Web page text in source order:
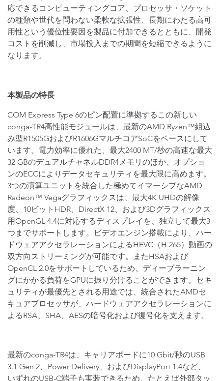
応できるコンピューティングコア、プロセッサ・ソケット
の種類や世代を問わない柔軟な拡張性、長期にわたる高可
用性という優位性要因を製品に付加できるとともに、開発
コストを削減し、市場投入までの期間を短縮できるように
なります。
本製品の特長
COM Express Type 6のピン配置に準拠するこの新しい
conga-TR4高性能モジュールは、最新のAMD Ryzen™組込
み型R1505GおよびR1606GマルチコアSoCをベースにして
います。電力効率に優れた、最大2400 MT/秒の高速な最大
32 GBのデュアルチャネルDDR4メモリのほか、オプショ
ンのECCによりデータセキュリティを最大限に高めます。
3つの演算ユニットを統合した極めてイマーシブなAMD
Radeon™ Vegaグラフィックスは、最大4K UHDの解像
度、10ビットHDR、DirectX 12、および3Dグラフィックス
用OpenGL 4.4に対応するディスプレイを、独立して最大3
つまでサポートします。ビデオエンジン搭載により、ハー
ドウェアアクセラレーションによるHEVC（H.265）動画の
双方向ストリーミングが可能です。またHSAおよび
OpenCL 2.0をサポートしているため、ディープラーニン
グにかかる負荷をGPUに振り分けることができます。セキ
ュリティが最優先とされる用途では、統合されたAMDセ
キュアプロセッサが、ハードウェアアクセラレーションに
よるRSA、SHA、AESの暗号化および復号化を支えます。
最新のconga-TR4は、キャリアボードに10 Gbit/秒のUSB
3.1 Gen 2、Power Delivery、およびDisplayPort 1.4など、
いずれのUSB-C端子も実装できるため、たとえば外部タッ